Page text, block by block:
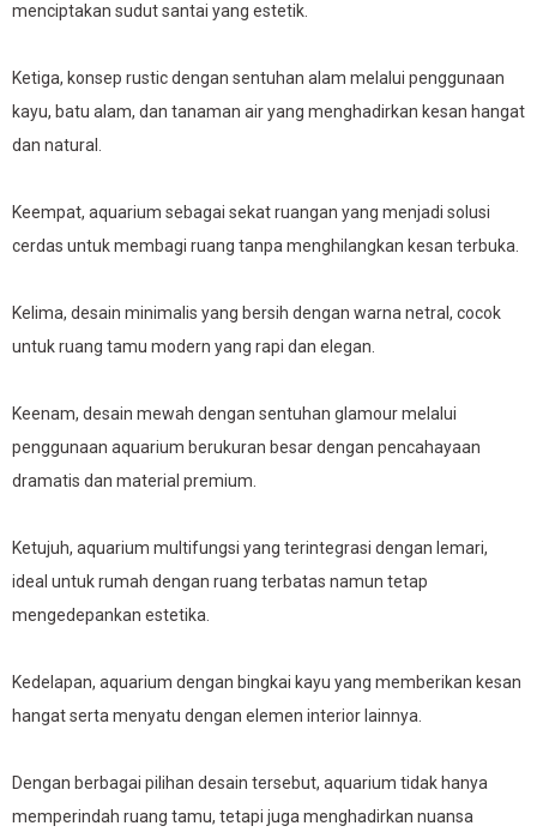
menciptakan sudut santai yang estetik.
Ketiga, konsep rustic dengan sentuhan alam melalui penggunaan
kayu, batu alam, dan tanaman air yang menghadirkan kesan hangat
dan natural.
Keempat, aquarium sebagai sekat ruangan yang menjadi solusi
cerdas untuk membagi ruang tanpa menghilangkan kesan terbuka.
Kelima, desain minimalis yang bersih dengan warna netral, cocok
untuk ruang tamu modern yang rapi dan elegan.
Keenam, desain mewah dengan sentuhan glamour melalui
penggunaan aquarium berukuran besar dengan pencahayaan
dramatis dan material premium.
Ketujuh, aquarium multifungsi yang terintegrasi dengan lemari,
ideal untuk rumah dengan ruang terbatas namun tetap
mengedepankan estetika.
Kedelapan, aquarium dengan bingkai kayu yang memberikan kesan
hangat serta menyatu dengan elemen interior lainnya.
Dengan berbagai pilihan desain tersebut, aquarium tidak hanya
memperindah ruang tamu, tetapi juga menghadirkan nuansa